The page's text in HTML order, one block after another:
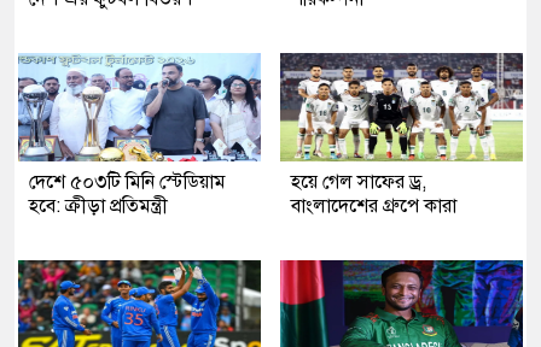
দেশে ৫০৩টি মিনি স্টেডিয়াম
হবে: ক্রীড়া প্রতিমন্ত্রী
হয়ে গেল সাফের ড্র,
বাংলাদেশের গ্রুপে কারা